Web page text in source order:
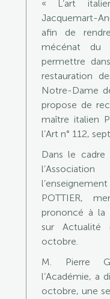
« L’art
Jacquemart-
afin de
mécénat du
permettre
restauration
Notre-Dame
propose de
maître italien
l’Art n° 112,
Dans le cadre
POTTIER,
prononcé à la
sur
octobre.
M. Pierre
l’Académie, a
octobre, une